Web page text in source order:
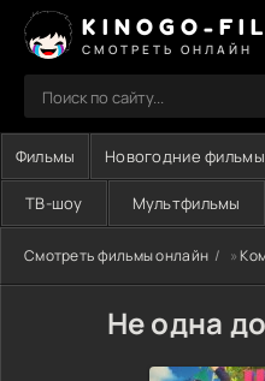
KINOGO-
СМОТРЕТЬ ОНЛАЙН
Фильмы Новогодние фильмы
ТВ-шоу Мультфильмы
Смотреть фильмы онлайн »
Не одна